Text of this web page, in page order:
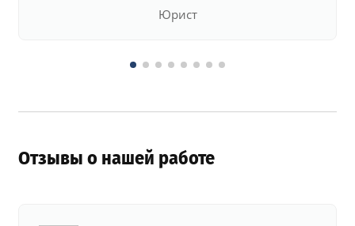
Юрист
Отзывы о нашей работе